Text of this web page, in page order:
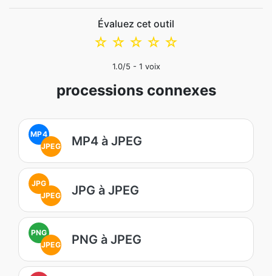
Évaluez cet outil
☆
☆
☆
☆
☆
1.0/5 - 1 voix
processions connexes
MP4
JPEG
MP4 à JPEG
JPG
JPEG
JPG à JPEG
PNG
JPEG
PNG à JPEG